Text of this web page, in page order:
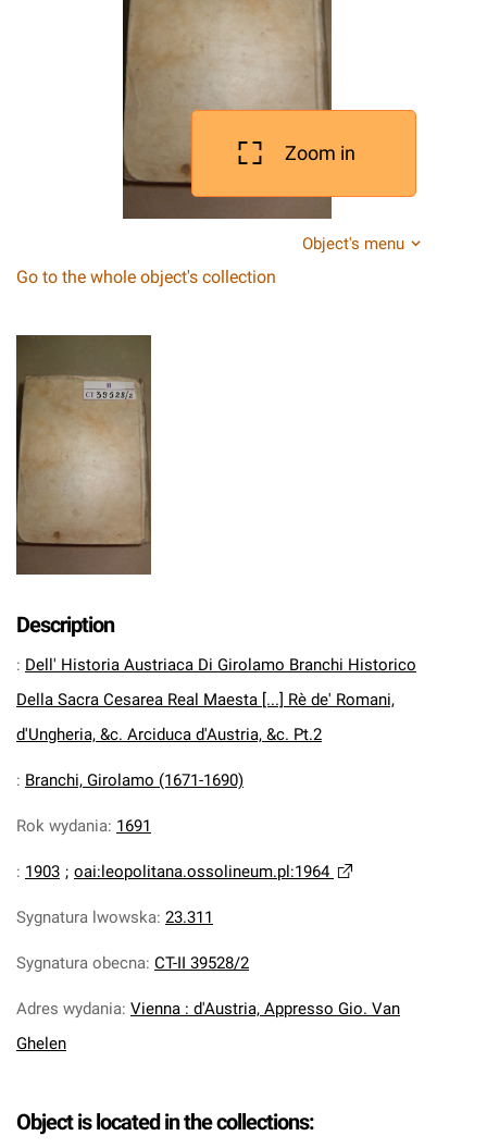
Zoom in
Object's menu
Go to the whole object's collection
Description
: Dell' Historia Austriaca Di Girolamo Branchi Historico
Della Sacra Cesarea Real Maesta [...] Rè de' Romani,
d'Ungheria, &c. Arciduca d'Austria, &c. Pt.2
: Branchi, Girolamo (1671-1690)
Rok wydania: 1691
: 1903 ; oai:leopolitana.ossolineum.pl:1964
Sygnatura lwowska: 23.311
Sygnatura obecna: CT-II 39528/2
Adres wydania: Vienna : d'Austria, Appresso Gio. Van
Ghelen
Object is located in the collections: